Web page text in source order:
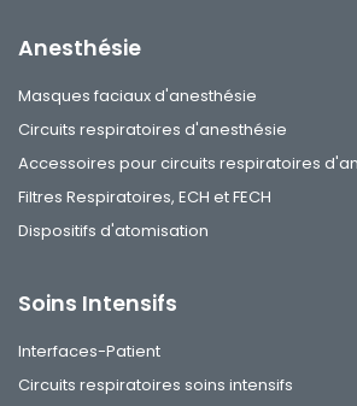
Anesthésie
Masques faciaux d'anesthésie
Circuits respiratoires d'anesthésie
Accessoires pour circuits respiratoires
Filtres Respiratoires, ECH et FECH
Dispositifs d'atomisation
Soins Intensifs
Interfaces-Patient
Circuits respiratoires soins intensifs